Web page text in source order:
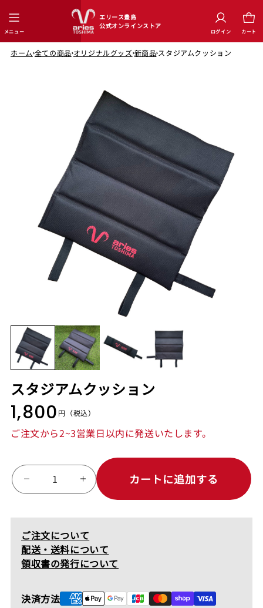
コンテンツに進む
メニュー
エリース豊島
公式オンラインストア
ログイン
グ
イ
カート
ホーム 全ての商品 オリジナルグッズ 新商品 スタジアムクッション
商品情報にスキップ
スタジアムクッション
通
価
1,800 円 （税込）
ご注文から2~3営業日以内に発送いたします。
数
量
ム
ク
ッ
ョ
ス
ム
ク
ッ
ョ
カートに追加する
ご注文について
配送・送料について
領収書の発行について
決済方法